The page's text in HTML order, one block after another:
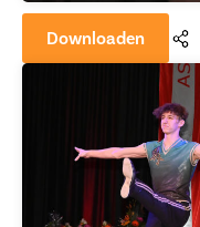
Downloaden